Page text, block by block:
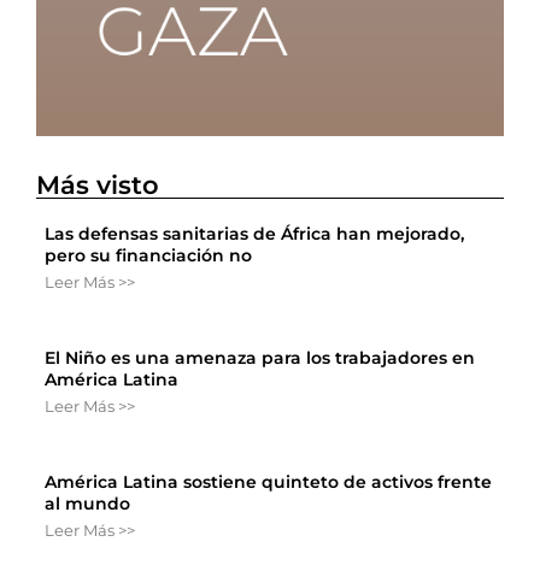
Más visto
Las defensas sanitarias de África han mejorado,
pero su financiación no
Leer Más >>
El Niño es una amenaza para los trabajadores en
América Latina
Leer Más >>
América Latina sostiene quinteto de activos frente
al mundo
Leer Más >>